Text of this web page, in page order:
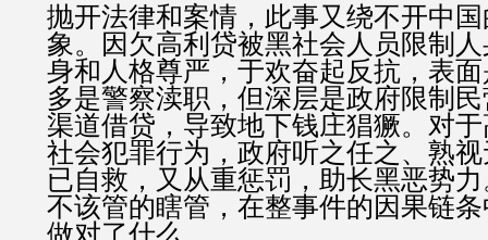
抛开法律和案情，此事又绕不开中
象。因欠高利贷被黑社会人员限制
身和人格尊严，于欢奋起反抗，表
多是警察渎职，但深层是政府限制
渠道借贷，导致地下钱庄猖獗。对
社会犯罪行为，政府听之任之、熟
已自救，又从重惩罚，助长黑恶势
不该管的瞎管，在整事件的因果链
做对了什么。